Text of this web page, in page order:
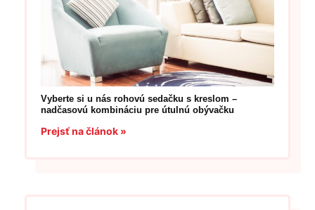
Vyberte si u nás rohovú sedačku s kreslom –
nadčasovú kombináciu pre útulnú obývačku
Prejsť na článok »